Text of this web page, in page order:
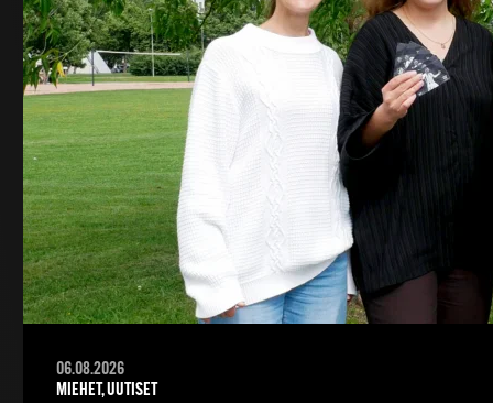
06.08.2026
MIEHET, UUTISET